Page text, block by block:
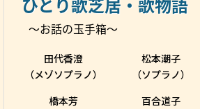
～お話の玉手箱～
田代香澄
（メゾソプラノ）
松本潮子
（ソプラノ）
橋本芳
百合道子